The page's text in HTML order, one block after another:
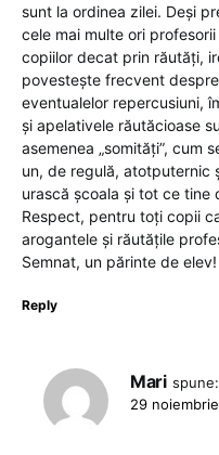
sunt la ordinea zilei. Deși
cele mai multe ori
copiilor decat prin răutăți,
povestește frecvent
eventualelor repercusiuni,
și apelativele răutăcioase
asemenea „somități”, cum
un, de regulă, atotputernic
urască școala și tot ce tine
Respect, pentru toți copii
arogantele și răutățile
Semnat, un părinte de elev!
Reply
Mari spune:
29